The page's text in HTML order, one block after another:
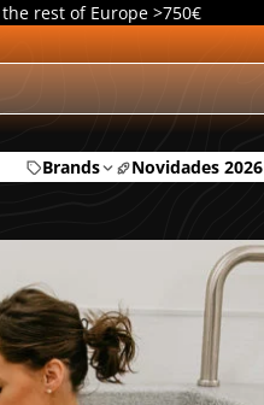
rest of Europe >750€
Brands Novidades 2026